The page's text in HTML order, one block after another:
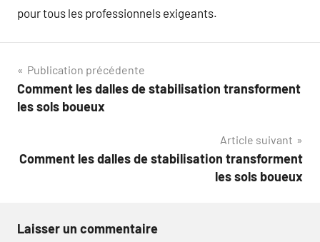
pour tous les professionnels exigeants.
Navigation
de
Publication précédente
Comment les dalles de stabilisation transforment
les sols boueux
Article suivant
Comment les dalles de stabilisation transforment
les sols boueux
Laisser un commentaire